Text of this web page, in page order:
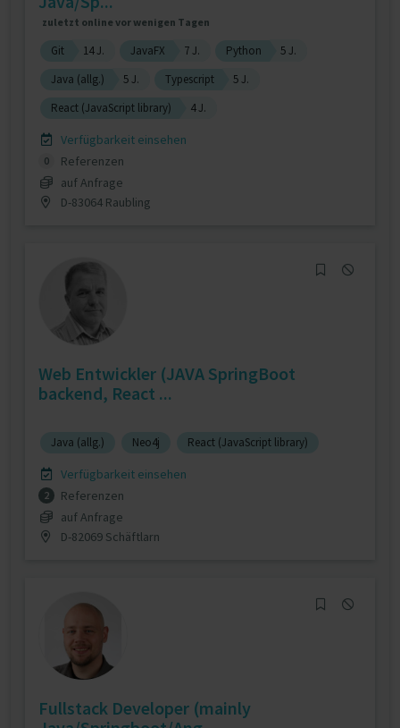
zuletzt online vor wenigen Tagen
Git 14 J. JavaFX 7 J. Python
5 J.
Java (allg.)
5 J. Typescript
5 J.
React (JavaScript library)
4 J.
Verfügbarkeit einsehen
0
Referenzen
auf Anfrage
D-83064 Raubling
Web Entwickler (JAVA SpringBoot
backend, React ...
Java (allg.) Neo4j React (JavaScript library)
Verfügbarkeit einsehen
2
Referenzen
auf Anfrage
D-82069 Schäftlarn
Fullstack Developer (mainly